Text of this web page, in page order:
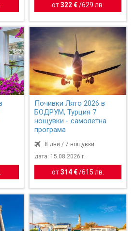
от322 €/629 лв.
Почивки Лято 2026 в
БОДРУМ, Турция 7
нощувки - самолетна
програма
8 дни / 7 нощувки
дата: 15.08.2026 г.
от314 €/615 лв.